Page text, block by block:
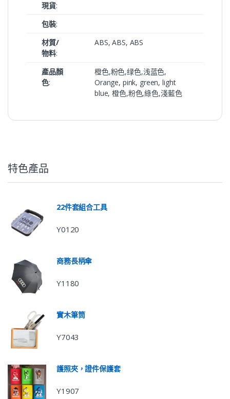
現貨:
包裝:
材質/
物料:
ABS, ABS, ABS
產品顏
色:
橙色,粉色,绿色,浅蓝色,
Orange, pink, green, light
blue, 橙色,粉色,綠色,淺藍色
特色產品
22件套組合工具
Y0120
商務長柄傘
Y1180
實木筆筒
Y7043
護照夾，證件保護套
Y1907